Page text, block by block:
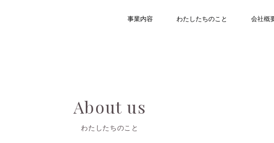
事業内容 わたしたちのこと 会社概
About us
わたしたちのこと